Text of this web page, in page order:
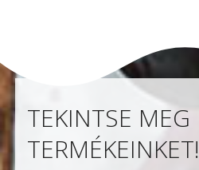
TEKINTSE MEG
TERMÉKEINKET!